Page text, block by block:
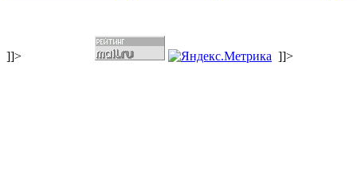
]]> ]]>